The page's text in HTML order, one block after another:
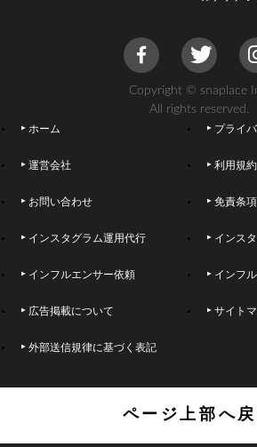
Copyright © snaplace
All rights reserved.
ホーム プライ
運営会社 利用規約
お問い合わせ 免責条項
インスタグラム運用代行 インス
インフルエンサー依頼 インフ
広告掲載について サイト
外部送信規律に基づく表記
ページ上部へ戻